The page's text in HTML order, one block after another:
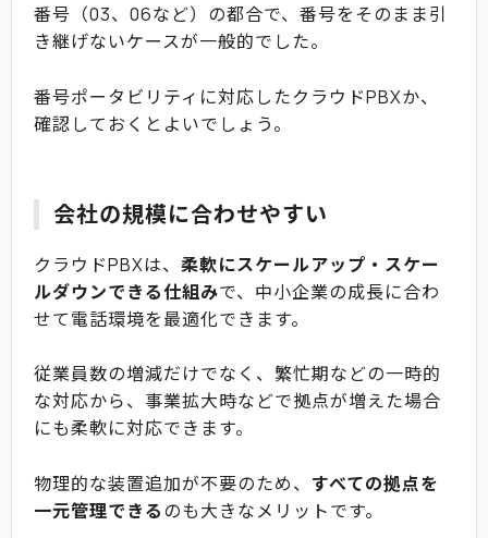
番号（03、06など）の都合で、番号をそのまま引
き継げないケースが一般的でした。
番号ポータビリティに対応したクラウドPBXか、
確認しておくとよいでしょう。
会社の規模に合わせやすい
クラウドPBXは、 柔軟にスケールアップ・スケー
ルダウンできる仕組みで、中小企業の成長に合わ
せて電話環境を最適化できます。
従業員数の増減だけでなく、繁忙期などの一時的
な対応から、事業拡大時などで拠点が増えた場合
にも柔軟に対応できます。
物理的な装置追加が不要のため、 すべての拠点を
一元管理できるのも大きなメリットです。